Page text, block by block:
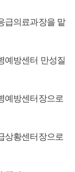
급의료과장을 맡
예방센터 만성질
예방센터장으로
상황센터장으로